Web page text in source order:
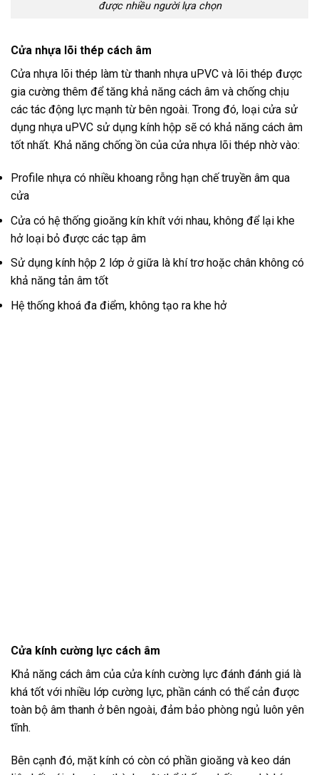
được nhiều người lựa chọn
Cửa nhựa lõi thép cách âm
Cửa nhựa lõi thép làm từ thanh nhựa uPVC và lõi thép được
gia cường thêm để tăng khả năng cách âm và chống chịu
các tác động lực mạnh từ bên ngoài. Trong đó, loại cửa sử
dụng nhựa uPVC sử dụng kính hộp sẽ có khả năng cách âm
tốt nhất. Khả năng chống ồn của cửa nhựa lõi thép nhờ vào:
Profile nhựa có nhiều khoang rỗng hạn chế truyền âm qua
cửa
Cửa có hệ thống gioăng kín khít với nhau, không để lại khe
hở loại bỏ được các tạp âm
Sử dụng kính hộp 2 lớp ở giữa là khí trơ hoặc chân không có
khả năng tản âm tốt
Hệ thống khoá đa điểm, không tạo ra khe hở
Cửa kính cường lực cách âm
Khả năng cách âm của cửa kính cường lực đánh đánh giá là
khá tốt với nhiều lớp cường lực, phần cánh có thể cản được
toàn bộ âm thanh ở bên ngoài, đảm bảo phòng ngủ luôn yên
tĩnh.
Bên cạnh đó, mặt kính có còn có phần gioăng và keo dán